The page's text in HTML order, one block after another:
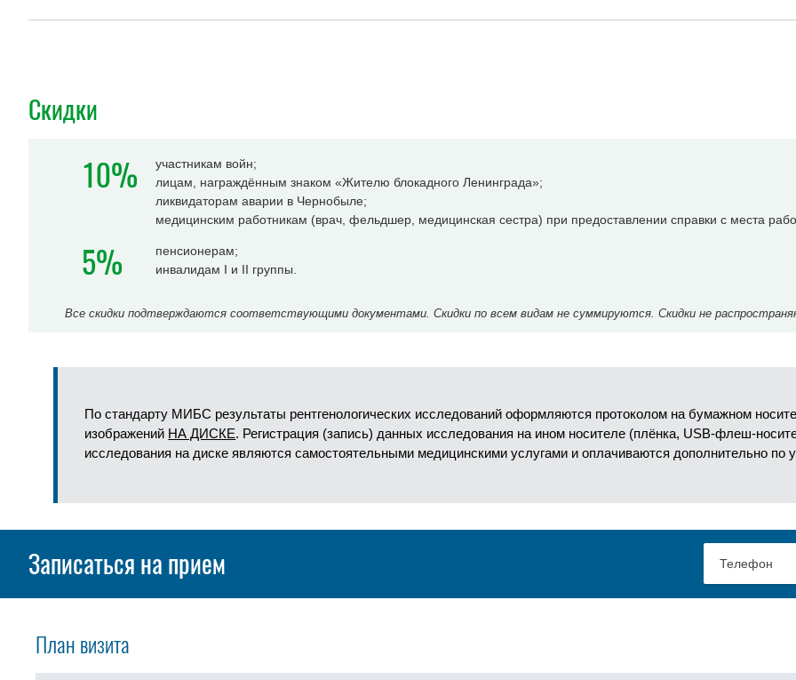
Скидки
10%
участникам войн;
лицам, награждённым знаком «Жителю блокадного Ленинграда»;
ликвидаторам аварии в Чернобыле;
медицинским работникам (врач, фельдшер, медицинская сестра) при предоставлении справки с места
5%
пенсионерам;
инвалидам I и II группы.
Все скидки подтверждаются соответствующими документами. Скидки по всем видам не суммируются. Скидки не
По стандарту МИБС результаты рентгенологических исследований оформляются протоколом на бумажном
изображений НА ДИСКЕ. Регистрация (запись) данных исследования на ином носителе (плёнка, USB-флеш-
исследования на диске являются самостоятельными медицинскими услугами и оплачиваются дополнительно
Записаться на прием
План визита